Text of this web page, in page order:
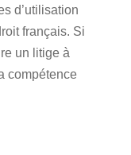
d’utilisation
français. Si
un litige à
compétence